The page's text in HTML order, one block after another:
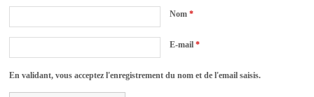
Nom*
E-mail*
En validant, vous acceptez l'enregistrement du nom et de l'email saisis.